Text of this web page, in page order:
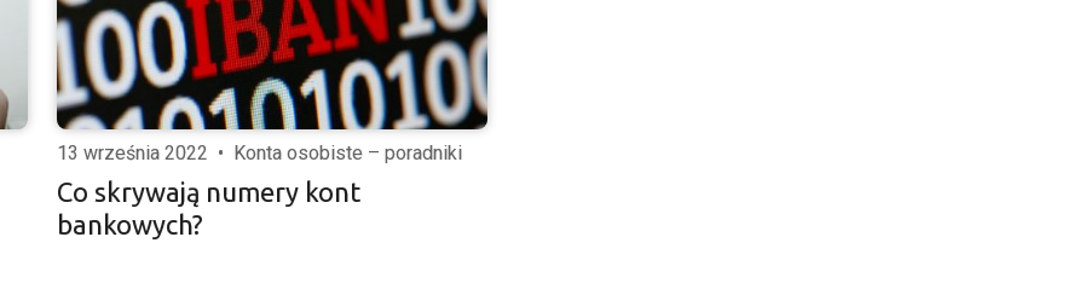
13 września 2022 • Konta osobiste – poradniki
Co skrywają numery kont
bankowych?